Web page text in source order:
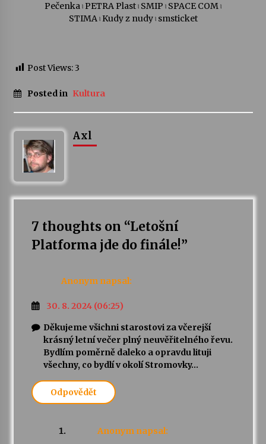
Pečenka ৷ PETRA Plast ৷ SMIP ৷ SPACE COM ৷
STIMA ৷ Kudy z nudy ৷ smsticket
Post Views:3
Posted in Kultura
Axl
7 thoughts on “Letošní
Platforma jde do finále!”
Anonym napsal:
30. 8. 2024 (06:25)
Děkujeme všichni starostovi za včerejší
krásný letní večer plný neuvěřitelného řevu.
Bydlím poměrně daleko a opravdu lituji
všechny, co bydlí v okolí Stromovky…
Odpovědět
Anonym napsal: